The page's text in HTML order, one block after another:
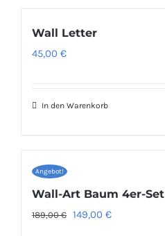
Wall Letter
45,00 €
In den Warenkorb
Angebot!
Wall-Art Baum 4er-Set
189,00€ Ursprünglicher
149,00 €Aktueller